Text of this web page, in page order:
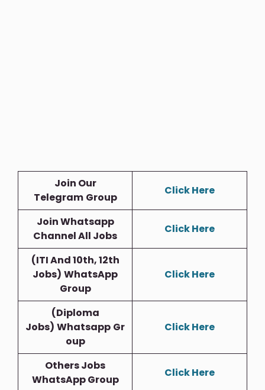
Join Our
Telegram Group
Click Here
Join Whatsapp
Channel All Jobs
Click Here
(ITI And 10th, 12th
Jobs) WhatsApp
Group
Click Here
(Diploma
Jobs) Whatsapp Gr
Oup
Click Here
Others Jobs
WhatsApp Group
Click Here